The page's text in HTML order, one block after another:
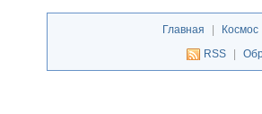
Главная Космос
RSS